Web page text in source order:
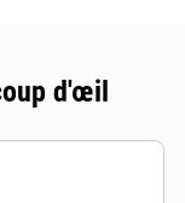
d'œil